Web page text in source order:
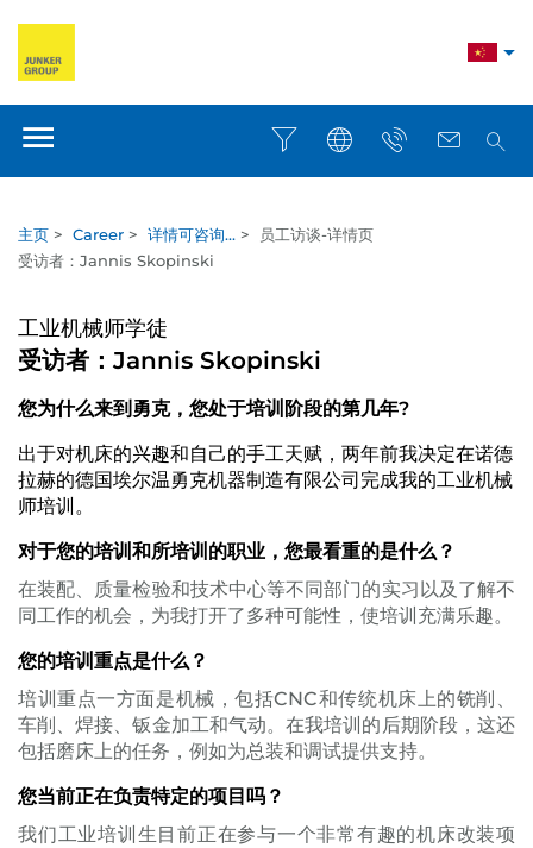
主页 > Career > 详情可咨询... >
员工访谈-详情页
受访者：Jannis Skopinski
工业机械师学徒
受访者：Jannis Skopinski
您为什么来到勇克，您处于培训阶段的第几年?
出于对机床的兴趣和自己的手工天赋，两年前我决定在诺德
拉赫的德国埃尔温勇克机器制造有限公司完成我的工业机械
师培训。
对于您的培训和所培训的职业，您最看重的是什么？
在装配、质量检验和技术中心等不同部门的实习以及了解不
同工作的机会，为我打开了多种可能性，使培训充满乐趣。
您的培训重点是什么？
培训重点一方面是机械，包括CNC和传统机床上的铣削、
车削、焊接、钣金加工和气动。在我培训的后期阶段，这还
包括磨床上的任务，例如为总装和调试提供支持。
您当前正在负责特定的项目吗？
我们工业培训生目前正在参与一个非常有趣的机床改装项